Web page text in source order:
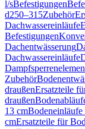
l/sBefestigungen
d250–315Zubehör
Dachwassereinläufe
Befestigungen
Dachentwässerung
Dachwassereinläufe
Zubehör
draußenErsatzteile
draußen
13 cm
cmErsatzteile für